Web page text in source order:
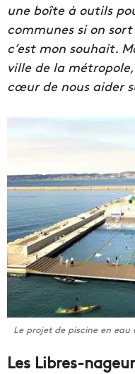
une boîte à outils
communes si on
c’est mon souhait.
ville de la
cœur de nous aider
Le projet de piscine en
Les Libres-